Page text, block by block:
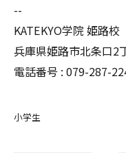
--
KATEKYO学院 姫路校
兵庫県姫路市北条口2
電話番号 : 079-287-
小学生